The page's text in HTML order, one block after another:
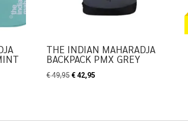
THE INDIAN MAHARADJA
BACKPACK PMX GREY
€49,95Oorspronkelijke
€42,95